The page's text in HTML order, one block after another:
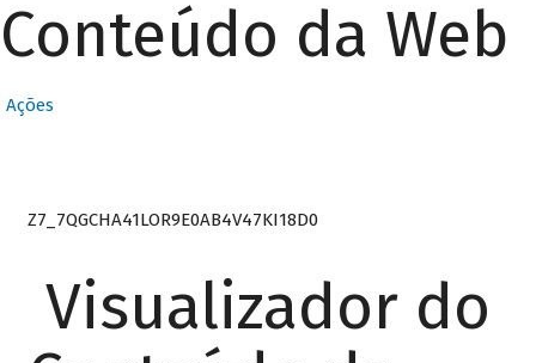
Conteúdo da Web
Ações
Z7_7QGCHA41LOR9E0AB4V47KI18D0
Visualizador do